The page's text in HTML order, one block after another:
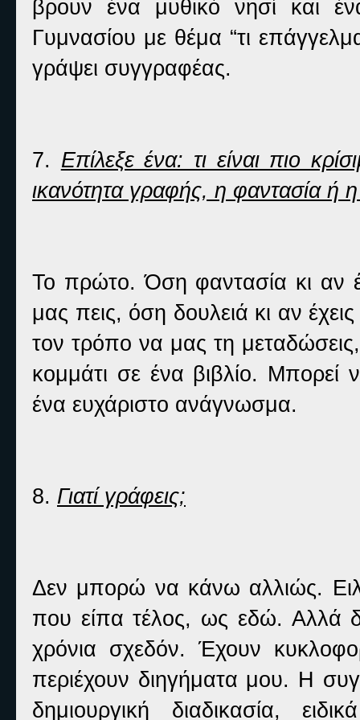
βρουν ένα μυθικό νησί και
Γυμνασίου με θέμα “τι
γράψει συγγραφέας.
7. Επίλεξε ένα: τι είναι πιο
ικανότητα γραφής, η φαντασία ή
Το πρώτο. Όση φαντασία κι αν
μας πεις, όση δουλειά κι αν
τον τρόπο να μας τη
κομμάτι σε ένα βιβλίο. Μπορεί
ένα ευχάριστο ανάγνωσμα.
8. Γιατί γράφεις;
Δεν μπορώ να κάνω αλλιώς.
που είπα τέλος, ως εδώ. Αλλά
χρόνια σχεδόν. Έχουν
περιέχουν διηγήματα μου. Η
δημιουργική διαδικασία,